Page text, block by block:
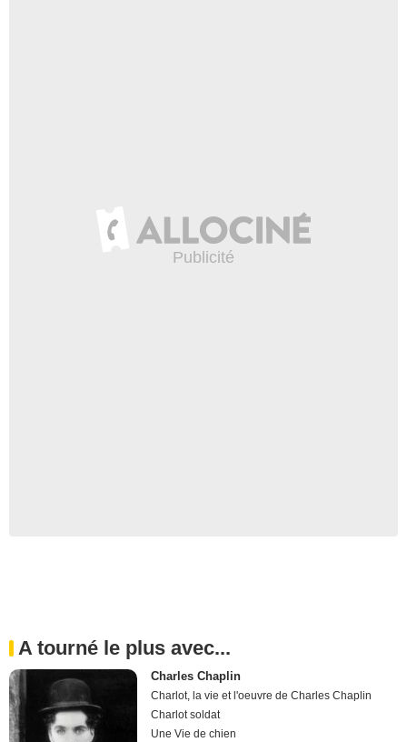
A tourné le plus avec...
Charles Chaplin
Charlot, la vie et l'oeuvre de Charles Chaplin
Charlot soldat
Une Vie de chien